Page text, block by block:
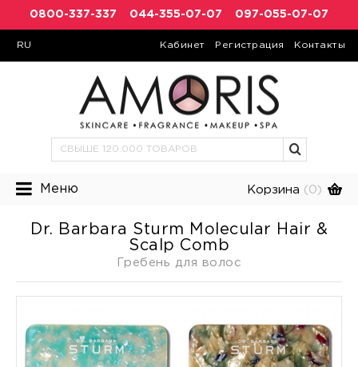
0800-337-337 044-355-07-07 097-055-07-07
RU Кабинет Регистрация Контакты
Меню Корзина (0)
Dr. Barbara Sturm Molecular Hair &
Scalp Comb
Гребень для волос